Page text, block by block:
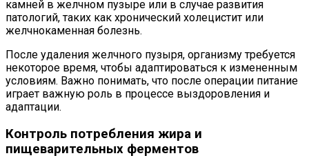
камней в желчном пузыре или в случае развития
патологий, таких как хронический холецистит или
желчнокаменная болезнь.
После удаления желчного пузыря, организму требуется
некоторое время, чтобы адаптироваться к измененным
условиям. Важно понимать, что после операции питание
играет важную роль в процессе выздоровления и
адаптации.
Контроль потребления жира и
пищеварительных ферментов